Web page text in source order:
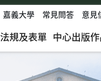
嘉義大學 常見問答 意見
法規及表單 中心出版